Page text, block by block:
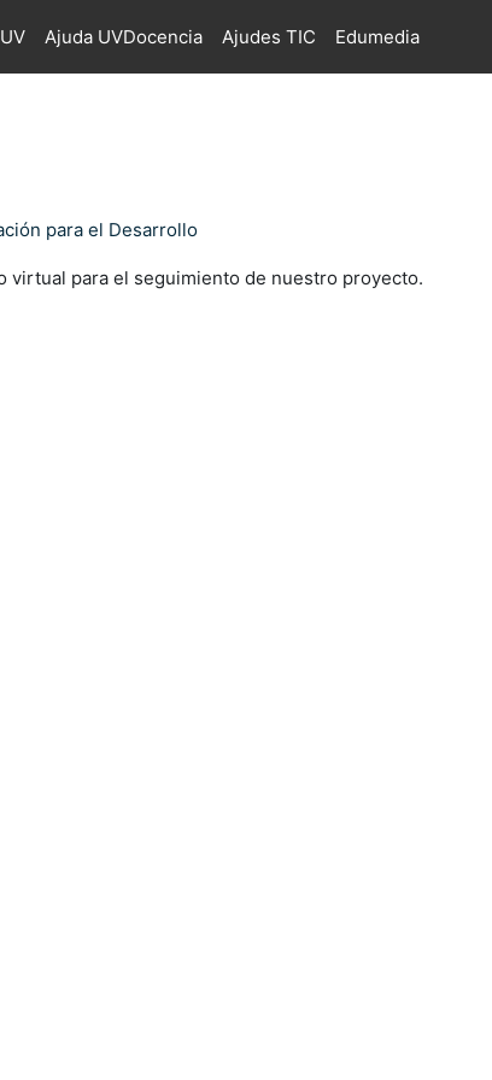
Ajuda UVDocencia Ajudes TIC Edumedia
para el Desarrollo
virtual para el seguimiento de nuestro proyecto.